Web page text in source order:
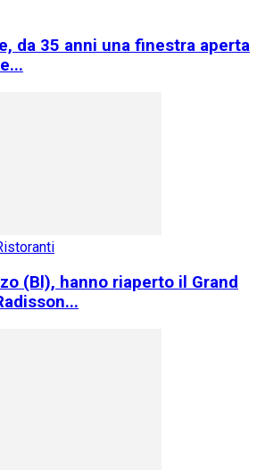
da 35 anni una finestra aperta
(Bl), hanno riaperto il Grand